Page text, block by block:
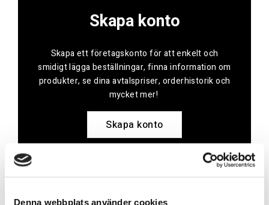
Denna webbplats använder cookies
Skapa konto
Skapa ett företagskonto för att enkelt och
smidigt lägga beställningar, finna information om
produkter, se dina avtalspriser, orderhistorik och
mycket mer!
Skapa konto